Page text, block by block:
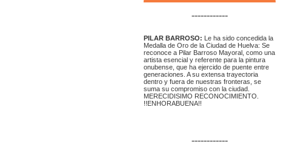
------------
PILAR BARROSO: Le ha sido concedida la
Medalla de Oro de la Ciudad de Huelva: Se
reconoce a Pilar Barroso Mayoral, como una
artista esencial y referente para la pintura
onubense, que ha ejercido de puente entre
generaciones. A su extensa trayectoria
dentro y fuera de nuestras fronteras, se
suma su compromiso con la ciudad.
MERECIDISIMO RECONOCIMIENTO.
!!ENHORABUENA!!
------------